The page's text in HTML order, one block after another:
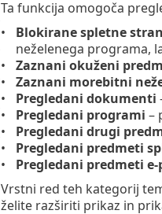
Ta funkcija omogoča
Blokirane spletne
neželenega programa,
Zaznani okuženi
Zaznani morebitni
Pregledani dokumenti
Pregledani programi –
Pregledani drugi
Pregledani predmeti
Pregledani predmeti e-
Vrstni red teh kategorij
želite razširiti prikaz in